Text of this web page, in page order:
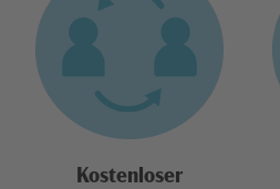
Kostenloser